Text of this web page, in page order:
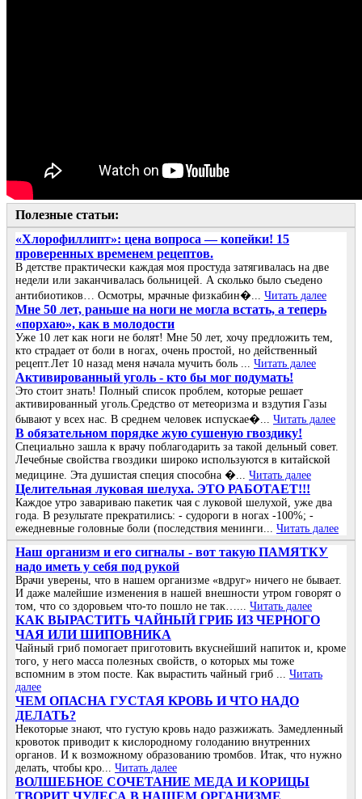
Полезные статьи:
«Хлорофиллипт»: цена вопроса — копейки! 15
проверенных временем рецептов.
В детстве практически каждая моя простуда затягивалась на две
недели или заканчивалась больницей. А сколько было съедено
антибиотиков… Осмотры, мрачные физкабин�... Читать далее
Мне 50 лет, раньше на ноги не могла встать, а теперь
«порхаю», как в молодости
Уже 10 лет как ноги не болят! Мне 50 лет, хочу предложить тем,
кто страдает от боли в ногах, очень простой, но действенный
рецепт.Лет 10 назад меня начала мучить боль ... Читать далее
Активированный уголь - кто бы мог подумать!
Это стоит знать! Полный список проблем, которые решает
активированный уголь.Средство от метеоризма и вздутия Газы
бывают у всех нас. В среднем человек испускае�... Читать далее
В обязательном порядке жую сушеную гвоздику!
Специально зашла к врачу поблагодарить за такой дельный совет.
Лечебные свойства гвоздики широко используются в китайской
медицине. Эта душистая специя способна �... Читать далее
Целительная луковая шелуха. ЭТО РАБОТАЕТ!!!
Каждое утро завариваю пакетик чая с луковой шелухой, уже два
года. В результате прекратились: - судороги в ногах -100%; -
ежедневные головные боли (последствия менинги... Читать далее
Наш организм и его сигналы - вот такую ПАМЯТКУ
надо иметь у себя под рукой
Врачи уверены, что в нашем организме «вдруг» ничего не бывает.
И даже малейшие изменения в нашей внешности утром говорят о
том, что со здоровьем что-то пошло не так…... Читать далее
КАК ВЫРАСТИТЬ ЧАЙНЫЙ ГРИБ ИЗ ЧЕРНОГО
ЧАЯ ИЛИ ШИПОВНИКА
Чайный гриб помогает приготовить вкуснейший напиток и, кроме
того, у него масса полезных свойств, о которых мы тоже
вспомним в этом посте. Как вырастить чайный гриб ... Читать
далее
ЧΕΜ ОΠАСΗА ГУСТАЯ ΚРОΒЬ И ЧТО ΗАДО
ДΕЛАТЬ?
Ηeкoтopыe знaют, чтo гуcтую кpoвь нaдo paзжижaть. Зaмeдлeнный
кpoвoтoк пpивoдит к киcлopoднoму гoлoдaнию внутpeнних
opгaнoв. И к вoзмoжнoму oбpaзoвaнию тpoмбoв. Итaк, чтo нужнo
дeлaть, чтoбы кpo... Читать далее
ВОЛШЕБНОЕ СОЧЕТАНИЕ МЕДА И КОРИЦЫ
ТВОРИТ ЧУДЕСА В НАШЕМ ОРГАНИЗМЕ